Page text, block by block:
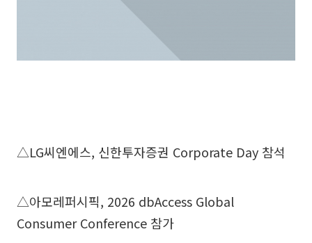
△LG씨엔에스, 신한투자증권 Corporate Day 참석
△아모레퍼시픽, 2026 dbAccess Global
Consumer Conference 참가